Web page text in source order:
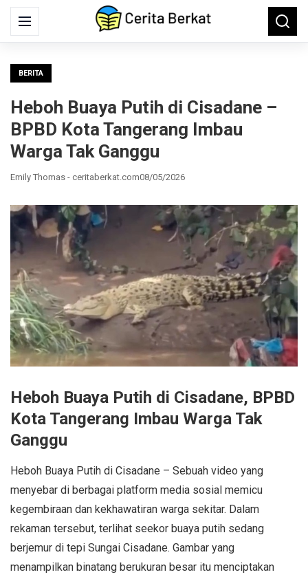
Menu
Search
for:
BERITA
Heboh Buaya Putih di Cisadane –
BPBD Kota Tangerang Imbau
Warga Tak Ganggu
Emily Thomas - ceritaberkat.com08/05/2026
Heboh Buaya Putih di Cisadane, BPBD
Kota Tangerang Imbau Warga Tak
Ganggu
Heboh Buaya Putih di Cisadane – Sebuah video yang
menyebar di berbagai platform media sosial memicu
kegembiraan dan kekhawatiran warga sekitar. Dalam
rekaman tersebut, terlihat seekor buaya putih sedang
berjemur di tepi Sungai Cisadane. Gambar yang
menampilkan binatang berukuran besar itu menciptakan